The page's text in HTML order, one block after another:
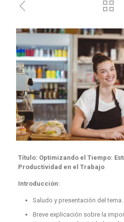
Título: Optimizando el Tiempo:
Productividad en el Trabajo
Introducción:
Saludo y presentación del tema.
Breve explicación sobre la